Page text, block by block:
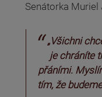
Senátorka Muriel
„Všichni
je chráníte
přáními.
tím, že